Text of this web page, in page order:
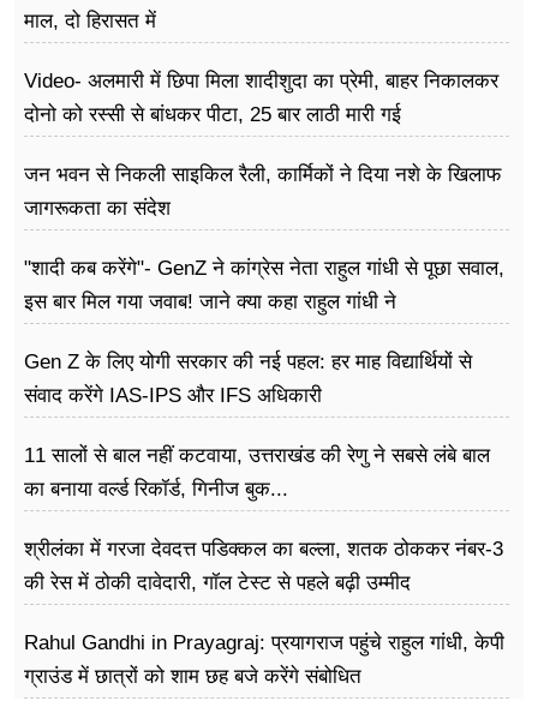
माल, दो हिरासत में
Video- अलमारी में छिपा मिला शादीशुदा का प्रेमी, बाहर निकालकर
दोनो को रस्सी से बांधकर पीटा, 25 बार लाठी मारी गई
जन भवन से निकली साइकिल रैली, कार्मिकों ने दिया नशे के खिलाफ
जागरूकता का संदेश
"शादी कब करेंगे"- GenZ ने कांग्रेस नेता राहुल गांधी से पूछा सवाल,
इस बार मिल गया जवाब! जाने क्या कहा राहुल गांधी ने
Gen Z के लिए योगी सरकार की नई पहल: हर माह विद्यार्थियों से
संवाद करेंगे IAS-IPS और IFS अधिकारी
11 सालों से बाल नहीं कटवाया, उत्तराखंड की रेणु ने सबसे लंबे बाल
का बनाया वर्ल्ड रिकॉर्ड, गिनीज बुक...
श्रीलंका में गरजा देवदत्त पडिक्कल का बल्ला, शतक ठोककर नंबर-3
की रेस में ठोकी दावेदारी, गॉल टेस्ट से पहले बढ़ी उम्मीद
Rahul Gandhi in Prayagraj: प्रयागराज पहुंचे राहुल गांधी, केपी
ग्राउंड में छात्रों को शाम छह बजे करेंगे संबोधित